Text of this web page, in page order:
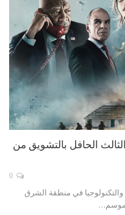
الحافل بالتشويق من
في منطقة الشرق